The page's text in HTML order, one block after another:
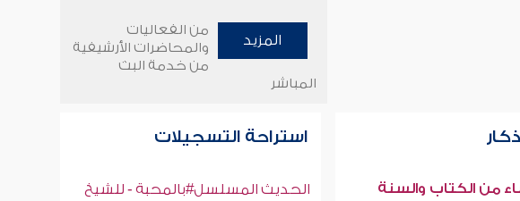
المزيد
من الفعاليات
والمحاضرات الأرشيفية
من خدمة البث
المباشر
من الكتاب والسنة
استراحة التسجيلات
الحديث المسلسل#بالمحبة - للشيخ